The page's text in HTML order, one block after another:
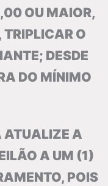
OU MAIOR,
TRIPLICAR O
DESDE
DO MÍNIMO
ATUALIZE A
A UM (1)
POIS